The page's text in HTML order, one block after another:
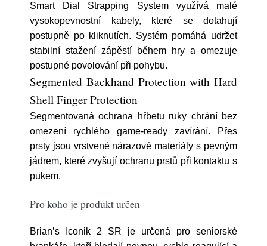
Smart Dial Strapping System využívá malé
vysokopevnostní kabely, které se dotahují
postupně po kliknutích. Systém pomáhá udržet
stabilní stažení zápěstí během hry a omezuje
postupné povolování při pohybu.
Segmented Backhand Protection with Hard
Shell Finger Protection
Segmentovaná ochrana hřbetu ruky chrání bez
omezení rychlého game-ready zavírání. Přes
prsty jsou vrstvené nárazové materiály s pevným
jádrem, které zvyšují ochranu prstů při kontaktu s
pukem.
Pro koho je produkt určen
Brian’s Iconik 2 SR je určená pro seniorské